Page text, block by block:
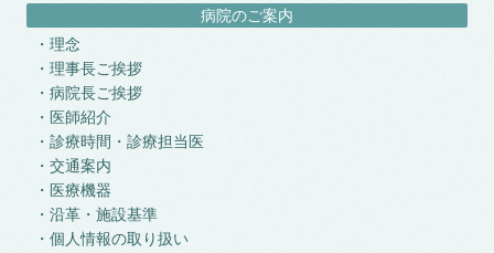
病院のご案内
理念
理事長ご挨拶
病院長ご挨拶
医師紹介
診療時間・診療担当医
交通案内
医療機器
沿革・施設基準
個人情報の取り扱い